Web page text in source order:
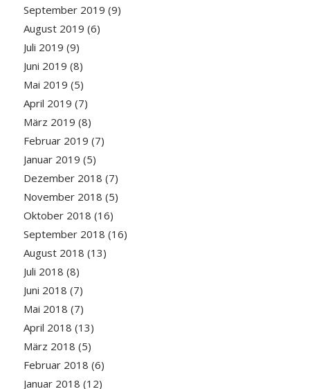
September 2019 (9)
August 2019 (6)
Juli 2019 (9)
Juni 2019 (8)
Mai 2019 (5)
April 2019 (7)
März 2019 (8)
Februar 2019 (7)
Januar 2019 (5)
Dezember 2018 (7)
November 2018 (5)
Oktober 2018 (16)
September 2018 (16)
August 2018 (13)
Juli 2018 (8)
Juni 2018 (7)
Mai 2018 (7)
April 2018 (13)
März 2018 (5)
Februar 2018 (6)
Januar 2018 (12)